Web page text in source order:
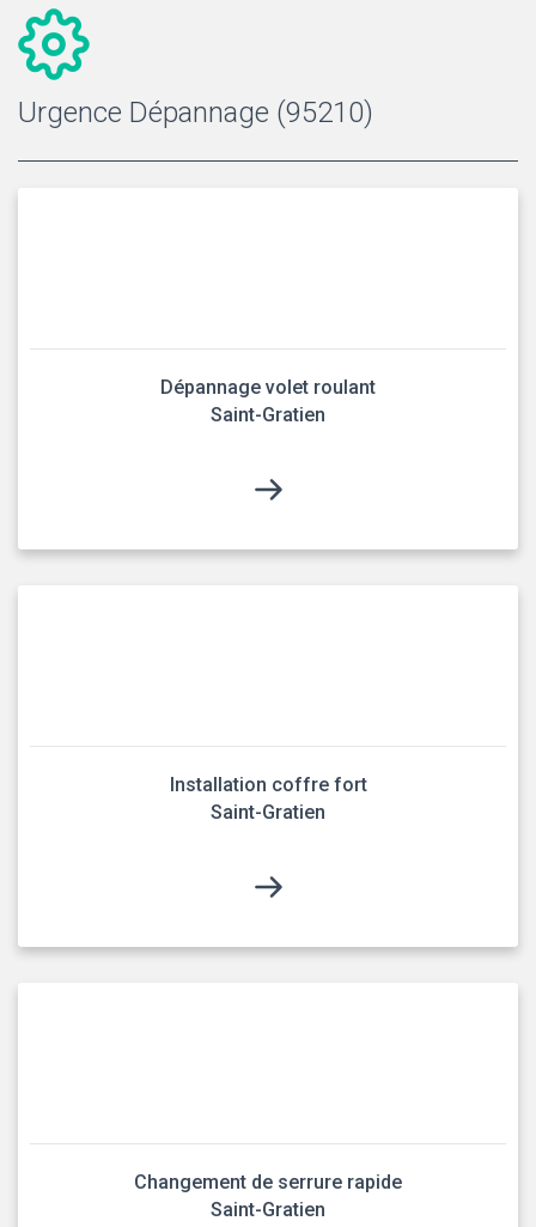
Urgence Dépannage (95210)
Dépannage volet roulant
Saint-Gratien
Installation coffre fort
Saint-Gratien
Changement de serrure rapide
Saint-Gratien